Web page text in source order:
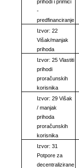
prihodi i primici
-
predfinanciranje
Izvor: 22
Višak/manjak
prihoda
Izvor: 25 Vlastiti
prihodi
proračunskih
korisnika
Izvor: 29 Višak
/ manjak
prihoda
proračunskih
korisnika
Izvor: 31
Potpore za
decentralizirane